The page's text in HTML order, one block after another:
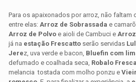
Para os apaixonados por arroz, não faltam
entre elas:Arroz de Sobrassada e
Arroz de Polvo e aioli de Cambuci e
já na estação Frescatto serão servidas
Jerez, uva verde e bacon, Bluefin com
defumado e coalhada seca, Robalo
melancia tostada com molho ponzu e